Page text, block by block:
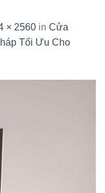
× 2560 in Cửa
Tối Ưu Cho